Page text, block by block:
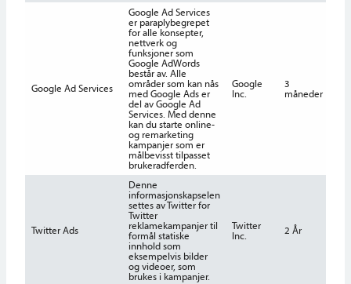
Google Ad Services
Google Ad Services
er paraplybegrepet
for alle konsepter,
nettverk og
funksjoner som
Google AdWords
består av. Alle
områder som kan nås
med Google Ads er
del av Google Ad
Services. Med denne
kan du starte online-
og remarketing
kampanjer som er
målbevisst tilpasset
brukeradferden.
Google
Inc.
3
måneder
Twitter Ads
Denne
informasjonskapselen
settes av Twitter for
Twitter
reklamekampanjer til
formål statiske
innhold som
eksempelvis bilder
og videoer, som
brukes i kampanjer.
Twitter
Inc.
2 År